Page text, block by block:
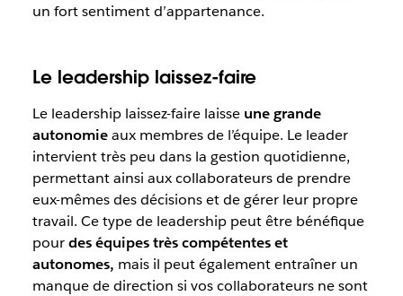
un fort sentiment d’appartenance.
Le leadership laissez-faire
Le leadership laissez-faire laisse une grande
autonomieaux membres de l’équipe. Le leader
intervient très peu dans la gestion quotidienne,
permettant ainsi aux collaborateurs de prendre
eux-mêmes des décisions et de gérer leur propre
travail. Ce type de leadership peut être bénéfique
pourdes équipes très compétentes et
autonomes, mais il peut également entraîner un
manque de direction si vos collaborateurs ne sont